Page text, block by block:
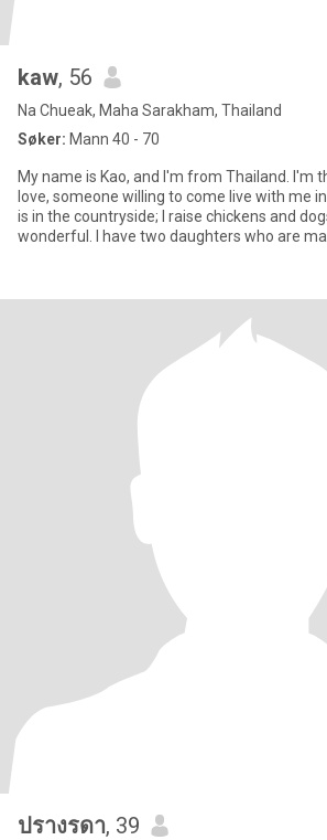
kaw, 56
Na Chueak, Maha Sarakham, Thailand
Søker: Mann 40 - 70
My name is Kao, and I'm from Thailand. I'm this app to find true
love, someone willing to come live with me
is in the countryside; I raise chickens and
wonderful. I have two daughters who are
ปรางรดา, 39